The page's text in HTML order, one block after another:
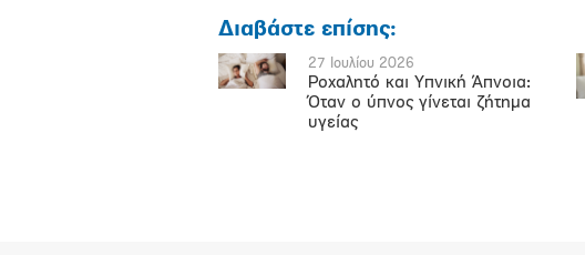
Διαβάστε επίσης:
27 Ιουλίου 2026
Ροχαλητό και Υπνική Άπνοια:
Όταν ο ύπνος γίνεται ζήτημα
υγείας